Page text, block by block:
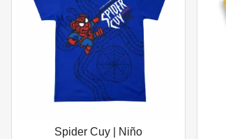
Spider Cuy | Niño